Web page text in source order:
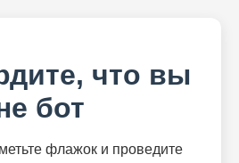
что вы
бот
флажок и проведите